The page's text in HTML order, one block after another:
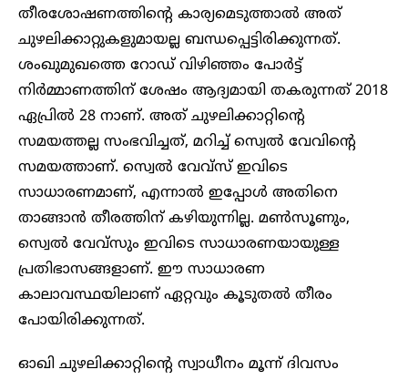
തീരശോഷണത്തിന്റെ കാര്യമെടുത്താൽ അത്
ചുഴലിക്കാറ്റുകളുമായല്ല ബന്ധപ്പെട്ടിരിക്കുന്നത്.
ശംഖുമുഖത്തെ റോഡ് വിഴിഞ്ഞം പോർട്ട്
നിർമ്മാണത്തിന് ശേഷം ആദ്യമായി തകരുന്നത് 2018
ഏപ്രിൽ 28 നാണ്. അത് ചുഴലിക്കാറ്റിന്റെ
സമയത്തല്ല സംഭവിച്ചത്, മറിച്ച് സ്വെൽ വേവിന്റെ
സമയത്താണ്. സ്വെൽ വേവ്സ് ഇവിടെ
സാധാരണമാണ്, എന്നാൽ ഇപ്പോൾ അതിനെ
താങ്ങാൻ തീരത്തിന് കഴിയുന്നില്ല. മൺസൂണും,
സ്വെൽ വേവ്‌സും ഇവിടെ സാധാരണയായുള്ള
പ്രതിഭാസങ്ങളാണ്. ഈ സാധാരണ
കാലാവസ്ഥയിലാണ് ഏറ്റവും കൂടുതൽ തീരം
പോയിരിക്കുന്നത്.
ഓഖി ചുഴലിക്കാറ്റിന്റെ സ്വാധീനം മൂന്ന് ദിവസം